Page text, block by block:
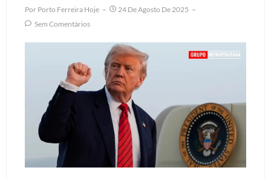
Por Porto Ferreira Hoje
24 De Agosto De 2025
Sem Comentários